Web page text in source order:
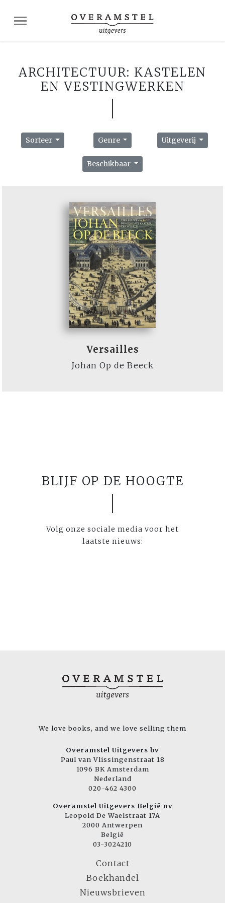
ARCHITECTUUR: KASTELEN
EN VESTINGWERKEN
Sorteer Genre Uitgeverij
Beschikbaar
Versailles
Johan Op de Beeck
BLIJF OP DE HOOGTE
Volg onze sociale media voor het
laatste nieuws:
We love books, and we love selling them
Overamstel Uitgevers bv
Paul van Vlissingenstraat 18
1096 BK Amsterdam
Nederland
020-462 4300
Overamstel Uitgevers België nv
Leopold De Waelstraat 17A
2000 Antwerpen
België
03-3024210
Contact
Boekhandel
Nieuwsbrieven